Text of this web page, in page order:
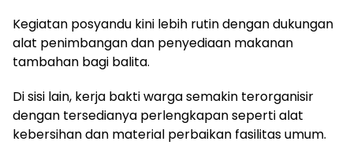
Kegiatan posyandu kini lebih rutin dengan dukungan
alat penimbangan dan penyediaan makanan
tambahan bagi balita.
Di sisi lain, kerja bakti warga semakin terorganisir
dengan tersedianya perlengkapan seperti alat
kebersihan dan material perbaikan fasilitas umum.